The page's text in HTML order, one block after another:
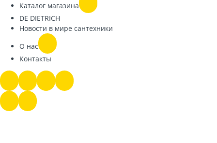
Каталог магазина
DE DIETRICH
Новости в мире сантехники
О нас
Контакты